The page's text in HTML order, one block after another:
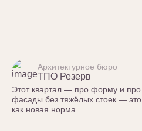
Архитектурное бюро
ТПО Резерв
Этот квартал — про форму и про
фасады без тяжёлых стоек — это
как новая норма.